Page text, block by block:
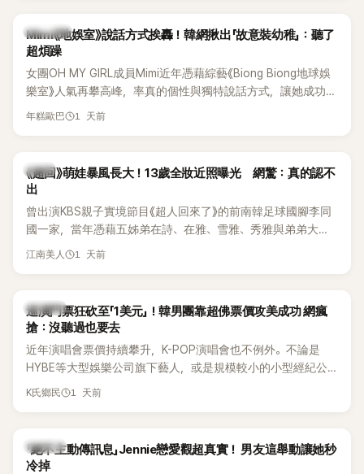
熱議討論
Mimi《地娛室》說話方式挨轟！韓網揪出「故意裝幼稚」：聽了
超煩躁
女團OH MY GIRL成員Mimi近年憑藉綜藝《Biong Biong地球娛
樂室》人氣再攀高峰，率真的個性與獨特說話方式，讓她成功塑
造鮮明形象。不過近日，韓國知名論壇卻出現一篇以「我真的超
年糕歐巴 1 天前
韓星
《超回》萌娃暴風長大！13歲全妝近照曝光 網驚：真的認不
出
曾出演KBS親子實境節目《超人回來了》的前南韓足球國腳李同
國一家，當年憑藉五姊弟在詩、在雅、雪雅、秀雅與弟弟大發
（雪秀大）的可愛互動圈粉無數。隨著孩子們陸續長大，近況
嘆。
江南美人 1 天前
K-POP
巡演門票狂砍至「1美元」！韓男團靠超佛票價攻美成功 網瘋
搶：沒聽過也要去
近年演唱會票價持續攀升，K-POP演唱會也不例外。不論是
HYBE等大型娛樂公司旗下藝人，或是規模較小的小型經紀公
司，偶爾都會引發粉絲對票價過高的抱怨，甚至直呼「太不合
K氏鄉民 1 天前
K-POP
「絕不主動傳訊息」Jennie戀愛觀超真實！ 男友這舉動讓她秒
冷掉